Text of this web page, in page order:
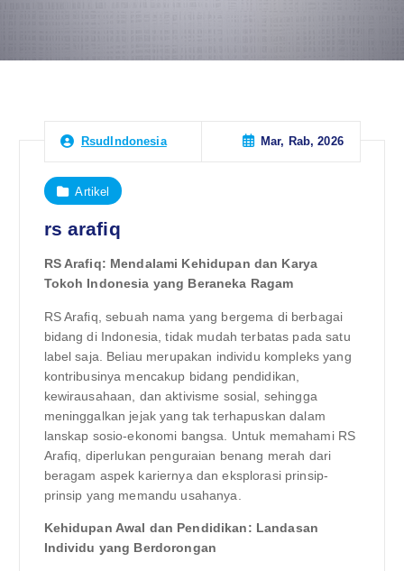
RsudIndonesia Mar, Rab, 2026
Artikel
rs arafiq
RS Arafiq: Mendalami Kehidupan dan Karya
Tokoh Indonesia yang Beraneka Ragam
RS Arafiq, sebuah nama yang bergema di berbagai
bidang di Indonesia, tidak mudah terbatas pada satu
label saja. Beliau merupakan individu kompleks yang
kontribusinya mencakup bidang pendidikan,
kewirausahaan, dan aktivisme sosial, sehingga
meninggalkan jejak yang tak terhapuskan dalam
lanskap sosio-ekonomi bangsa. Untuk memahami RS
Arafiq, diperlukan penguraian benang merah dari
beragam aspek kariernya dan eksplorasi prinsip-
prinsip yang memandu usahanya.
Kehidupan Awal dan Pendidikan: Landasan
Individu yang Berdorongan